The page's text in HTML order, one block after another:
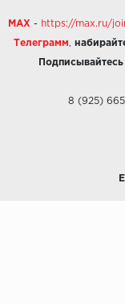
MAX - https://max.ru/
Телеграмм
8 (925)